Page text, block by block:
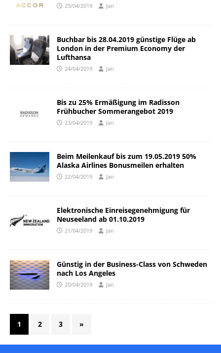
25/04/2019 Jan
Buchbar bis 28.04.2019 günstige Flüge ab
London in der Premium Economy der
Lufthansa
24/04/2019 Jan
Bis zu 25% Ermäßigung im Radisson
Frühbucher Sommerangebot 2019
23/04/2019 Jan
Beim Meilenkauf bis zum 19.05.2019 50%
Alaska Airlines Bonusmeilen erhalten
22/04/2019 Jan
Elektronische Einreisegenehmigung für
Neuseeland ab 01.10.2019
21/04/2019 Jan
Günstig in der Business-Class von Schweden
nach Los Angeles
20/04/2019 Jan
1 2 3 »